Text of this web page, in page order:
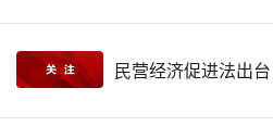
民营经济促进法出台